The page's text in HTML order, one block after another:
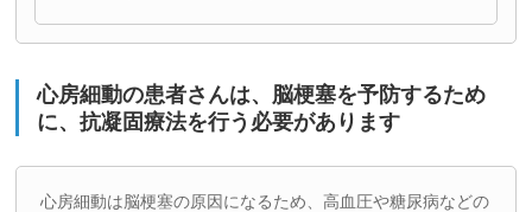
心房細動の患者さんは、脳梗塞を予防するため
に、抗凝固療法を行う必要があります
心房細動は脳梗塞の原因になるため、高血圧や糖尿病などの